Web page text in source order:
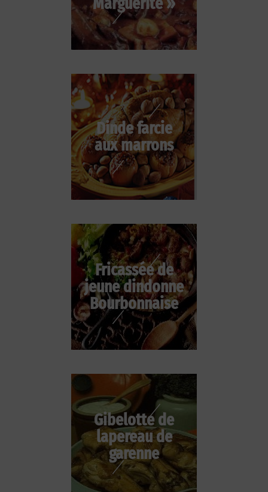
Dinde farcie
aux marrons
Fricassée de
jeune dindonne
Bourbonnaise
Gibelotte de
lapereau de
garenne